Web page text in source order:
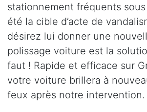
stationnement fréquents
été la cible d’acte de
désirez lui donner une
polissage voiture est la
faut ! Rapide et efficace sur
votre voiture brillera à
feux après notre intervention.